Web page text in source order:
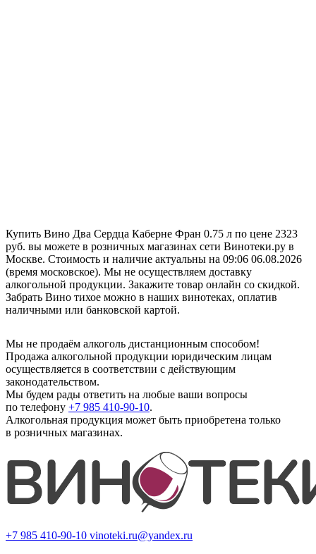
Купить Вино Два Сердца Каберне Фран 0.75 л по цене 2323
руб. вы можете в розничных магазинах сети Винотеки.ру в
Москве. Стоимость и наличие актуальны на 09:06 06.08.2026
(время московское). Мы не осуществляем доставку
алкогольной продукции. Закажите товар онлайн со скидкой.
Забрать Вино тихое можно в наших винотеках, оплатив
наличными или банковской картой.
Мы не продаём алкоголь дистанционным способом!
Продажа алкогольной продукции юридическим лицам
осуществляется в соответствии с действующим
законодательством.
Мы будем рады ответить на любые ваши вопросы
по телефону +7 985 410-90-10.
Алкогольная продукция может быть приобретена только
в розничных магазинах.
+7 985 410-90-10 vinoteki.ru@yandex.ru